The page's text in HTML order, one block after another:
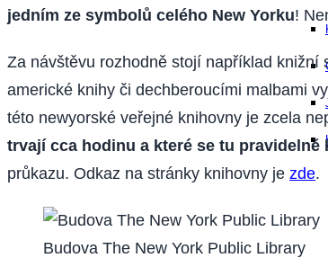
jedním ze symbolů celého New Yorku!
Za návštěvu rozhodně stojí například
americké knihy či dechberoucími malbami
této newyorské veřejné knihovny je zcela
trvají cca hodinu a které se tu pravidelně
průkazu. Odkaz na stránky knihovny je zde.
Budova The New York Public Library